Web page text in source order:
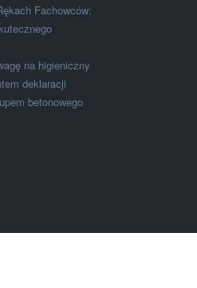
Fachowców:
na higieniczny
deklaracji
betonowego